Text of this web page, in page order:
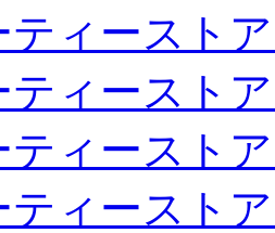
ティースト
ティースト
ティースト
ティースト